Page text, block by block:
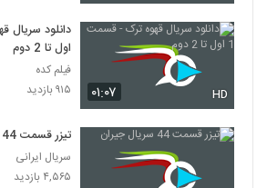
۰۱:۰۷ HD
اول تا 2 دوم
فیلم کده
۹۱۵ بازدید
تیزر قسمت 44 سریال جیران
سریال ایرانی
۴,۵۶۵ بازدید